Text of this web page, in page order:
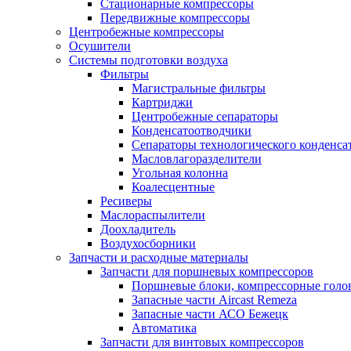
Стационарные компрессоры
Передвижные компрессоры
Центробежные компрессоры
Осушители
Системы подготовки воздуха
Фильтры
Магистральные фильтры
Картриджи
Центробежные сепараторы
Конденсатоотводчики
Сепараторы технологического
Масловлагоразделители
Угольная колонна
Коалесцентные
Ресиверы
Маслораспылители
Доохладитель
Воздухосборники
Запчасти и расходные материалы
Запчасти для поршневых компрессоров
Поршневые блоки, компрессорные
Запасные части Aircast Remeza
Запасные части АСО Бежецк
Автоматика
Запчасти для винтовых компрессоров